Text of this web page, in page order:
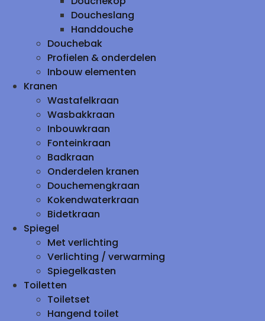
Doucheslang
Handdouche
Douchebak
Profielen & onderdelen
Inbouw elementen
Kranen
Wastafelkraan
Wasbakkraan
Inbouwkraan
Fonteinkraan
Badkraan
Onderdelen kranen
Douchemengkraan
Kokendwaterkraan
Bidetkraan
Spiegel
Met verlichting
Verlichting / verwarming
Spiegelkasten
Toiletten
Toiletset
Hangend toilet